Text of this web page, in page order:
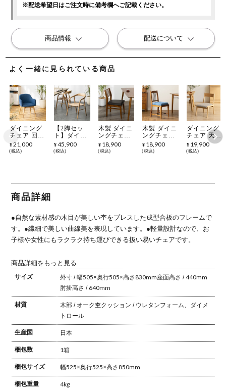
よく一緒に見られている商品
ダイニング
チェア 回転
なし ナチュ
ラル脚 ファ
卓椅子 おし
ゃれ 可愛い
北欧 青 ブ
ン グレー
¥ 21,000
税込
【2脚セッ
ト】ダイニ
ングチェア
木製 LUGA
卓椅子 おし
ン ナチュラ
ル ブラウン
完成品
¥45,900
税込
木製 ダイニ
ングチェア
肘なし 合皮
天然木 無垢
シンプル 北
ト 完成品
¥ 18,900
税込
木製 ダイニ
ングチェア
アンティー
ク風 布張り
ム 椅子 リ
れ ヴィンテ
ージ風
¥ 18,900
税込
ダイニング
チェア 天然
木 木製 布
張り 軽い
しゃれ リビ
フェ風
¥ 19,900
税込
商品詳細
●自然な素材感の木目が美しい杢をプレスした成型合板のフレームで
す。 ●繊細で美しい曲線美を表現しています。 ●軽量設計なので、お
子様や女性にもラクラク持ち運びできる扱い易いチェアです。
商品詳細をもっと見る
サイズ
外寸 / 幅505×奥行505×高さ830mm座面高さ / 440mm
肘掛高さ / 640mm
材質 木部 / オーク杢クッション / ウレタンフォーム、ダイメ
トロール
生産国 日本
梱包数 1箱
梱包サイズ 幅525×奥行525×高さ850mm
梱包重量 4kg
※配送希望日はご注文時に備考欄へご記載ください。
商品情報 配送について